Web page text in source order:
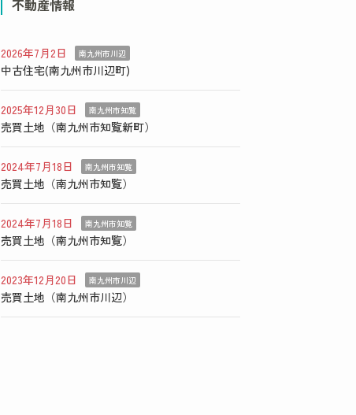
不動産情報
2026年7月2日 南九州市川辺
中古住宅(南九州市川辺町)
2025年12月30日 南九州市知覧
売買土地（南九州市知覧新町）
2024年7月18日 南九州市知覧
売買土地（南九州市知覧）
2024年7月18日 南九州市知覧
売買土地（南九州市知覧）
2023年12月20日 南九州市川辺
売買土地（南九州市川辺）